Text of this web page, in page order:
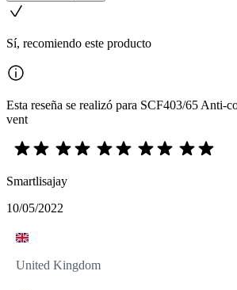
Sí, recomiendo este producto
Esta reseña se realizó para SCF403/65
vent
Smartlisajay
10/05/2022
United Kingdom